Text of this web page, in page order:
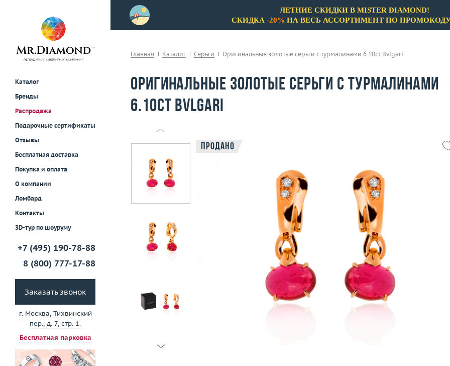
Каталог
Бренды
Распродажа
Подарочные сертификаты
Отзывы
Бесплатная доставка
Покупка и оплата
О компании
Ломбард
Контакты
3D-тур по шоуруму
+7 (495) 190-78-88
8 (800) 777-17-88
Заказать звонок
г. Москва, Тихвинский
пер., д. 7, стр. 1.
Бесплатная парковка
примерки!
ЛЕТНИЕ СКИДКИ В MISTER DIAMOND!
СКИДКА -20% НА ВЕСЬ АССОРТИМЕНТ ПО
Главная Каталог Серьги Оригинальные золотые серьги с турмалинами 6.10ct Bvlgari
Оригинальные золотые серьги с турмалинами
6.10ct Bvlgari
Продано